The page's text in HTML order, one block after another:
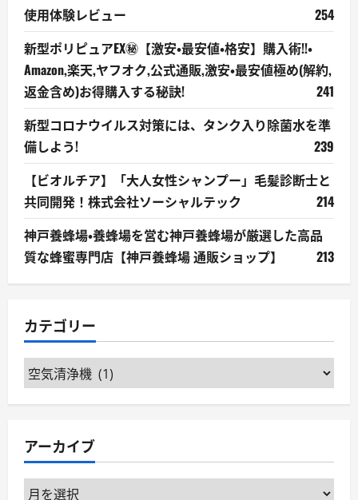
使用体験レビュー
254
新型ポリピュアEX㊙【激安・最安値・格安】購入術!!・
Amazon,楽天,ヤフオク,公式通販,激安・最安値極め(解約,
返金含め)お得購入する秘訣!
241
新型コロナウイルス対策には、タンク入り除菌水を準
備しよう!
239
【ビオルチア】「大人女性シャンプー」毛髪診断士と
共同開発！株式会社ソーシャルテック
214
神戸養蜂場・養蜂場を営む神戸養蜂場が厳選した高品
質な蜂蜜専門店【神戸養蜂場 通販ショップ】
213
カテゴリー
カ
テ
ー
アーカイブ
ア